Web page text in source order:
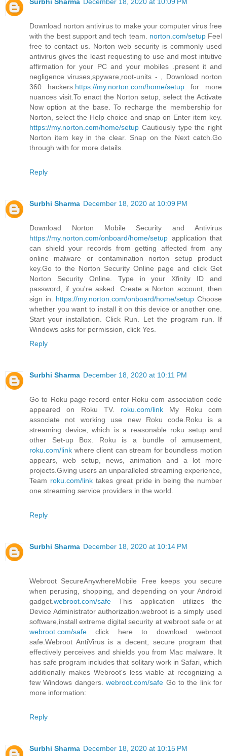
Download norton antivirus to make your computer virus free
with the best support and tech team. norton.com/setupFeel
free to contact us. Norton web security is commonly used
antivirus gives the least requesting to use and most intutive
affirmation for your PC and your mobiles .present it and
negligence viruses,spyware,root-units - , Download norton
360 hackers. https://my.norton.com/home/setup for more
nuances visit.To enact the Norton setup, select the Activate
Now option at the base. To recharge the membership for
Norton, select the Help choice and snap on Enter item key.
https://my.norton.com/home/setup Cautiously type the right
Norton item key in the clear. Snap on the Next catch.Go
through with for more details.
Reply
Surbhi Sharma December 18, 2020 at 10:09 PM
Download Norton Mobile Security and Antivirus
https://my.norton.com/onboard/home/setup application that
can shield your records from getting affected from any
online malware or contamination norton setup product
key.Go to the Norton Security Online page and click Get
Norton Security Online. Type in your Xfinity ID and
password, if you're asked. Create a Norton account, then
sign in. https://my.norton.com/onboard/home/setup Choose
whether you want to install it on this device or another one.
Start your installation. Click Run. Let the program run. If
Windows asks for permission, click Yes.
Reply
Surbhi Sharma December 18, 2020 at 10:11 PM
Go to Roku page record enter Roku com association code
appeared on Roku TV. roku.com/link My Roku com
associate not working use new Roku code.Roku is a
streaming device, which is a reasonable roku setup and
other Set-up Box. Roku is a bundle of amusement,
roku.com/link where client can stream for boundless motion
appears, web setup, news, animation and a lot more
projects.Giving users an unparalleled streaming experience,
Team roku.com/linktakes great pride in being the number
one streaming service providers in the world.
Reply
Surbhi Sharma December 18, 2020 at 10:14 PM
Webroot SecureAnywhereMobile Free keeps you secure
when perusing, shopping, and depending on your Android
gadget. webroot.com/safe This application utilizes the
Device Administrator authorization.webroot is a simply used
software,install extreme digital security at webroot safe or at
webroot.com/safe click here to download webroot
safe.Webroot AntiVirus is a decent, secure program that
effectively perceives and shields you from Mac malware. It
has safe program includes that solitary work in Safari, which
additionally makes Webroot's less viable at recognizing a
few Windows dangers.webroot.com/safe Go to the link for
more information:
Reply
Surbhi Sharma December 18, 2020 at 10:15 PM